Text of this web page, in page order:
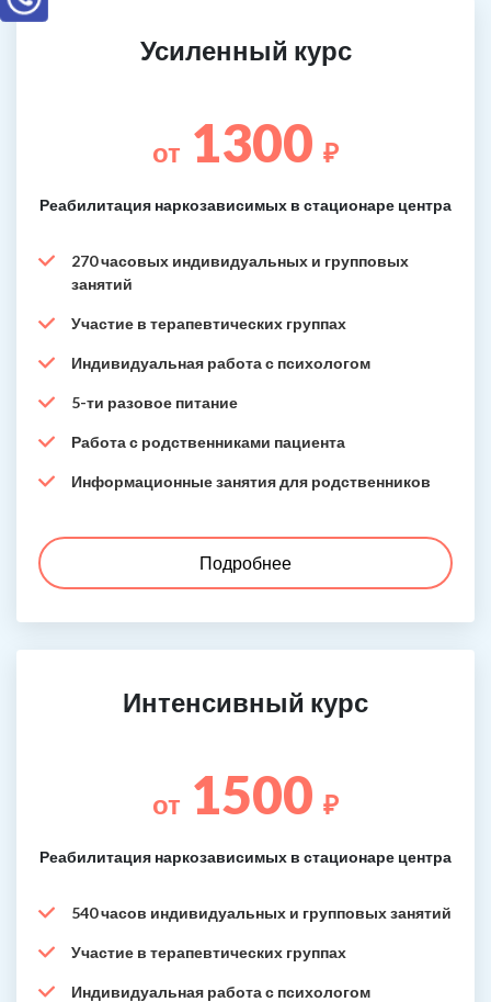
Усиленный курс
от 1300 ₽
Реабилитация наркозависимых в стационаре центра
270 часовых индивидуальных и групповых
занятий
Участие в терапевтических группах
Индивидуальная работа с психологом
5-ти разовое питание
Работа с родственниками пациента
Информационные занятия для родственников
Подробнее
Интенсивный курс
от 1500 ₽
Реабилитация наркозависимых в стационаре центра
540 часов индивидуальных и групповых занятий
Участие в терапевтических группах
Индивидуальная работа с психологом